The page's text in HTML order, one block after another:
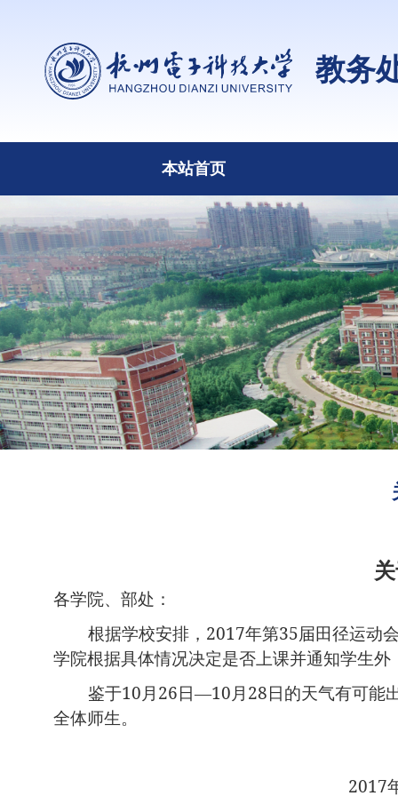
教务
本站首页
各学院、部处：
根据学校安排， 2017年第35届田径运动
学院根据具体情况决定是否上课并通知学生外
鉴于10 月 26 日—10 月 28 日的天气有可能
全体师生。
2017